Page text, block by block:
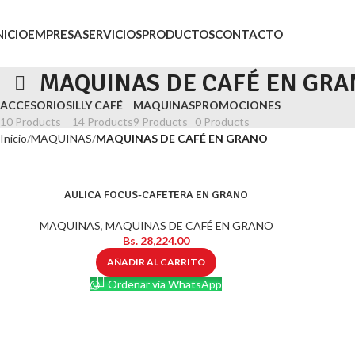
EMPRESASERVICIOSPRODUCTOSCONTACTO
MAQUINAS DE CAFÉ EN
ACCESORIOS
10 Products
ILLY CAFÉ
14 Products
MAQUINAS
9 Products
PROMOCIONES
0 Products
Inicio MAQUINAS MAQUINAS DE CAFÉ EN GRANO
AULICA FOCUS-CAFETERA EN GRANO
MAQUINAS, MAQUINAS DE CAFÉ EN GRANO
Bs. 28,224.00
AÑADIR AL CARRITO
Ordenar via WhatsApp